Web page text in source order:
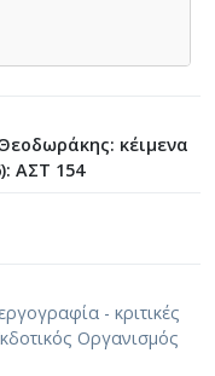
κέιμενα
ΑΣΤ 154
- κριτικές
Οργανισμός